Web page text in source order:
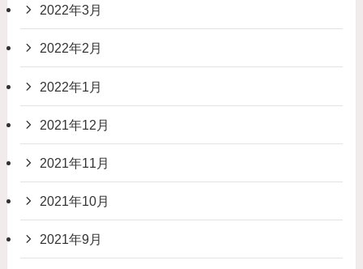
2022年3月
2022年2月
2022年1月
2021年12月
2021年11月
2021年10月
2021年9月